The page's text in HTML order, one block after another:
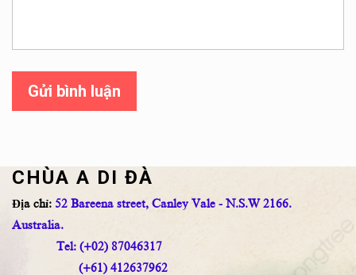
Gửi bình luận
CHÙA A DI ĐÀ
Địa chỉ: 52 Bareena street, Canley Vale - N.S.W 2166.
Australia.
Tel: (+02) 87046317
(+61) 412637962